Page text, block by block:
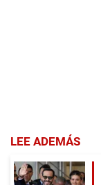
LEE ADEMÁS